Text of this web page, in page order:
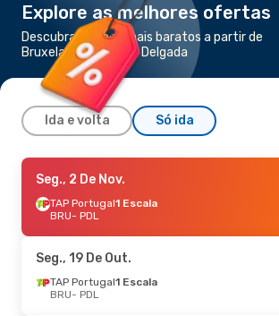
Explore as melhores ofertas
Descubra os voos mais baratos a partir de
Bruxelas para Ponta Delgada
Ida e volta Só ida
Sáb., 3 De Out.
TAP Portugal1 Escala
BRU- PDL
PDL- BRU
Qui., 27 De Ago.- Sex., 4 De Set.
Seg., 2 De Nov.
TAP Portugal1 Escala
BRU- PDL
Seg., 19 De Out.
TAP Portugal1 Escala
BRU- PDL